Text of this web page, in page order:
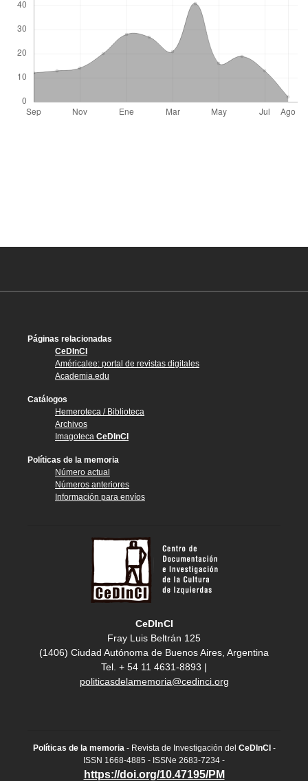
Páginas relacionadas
CeDInCI
Américalee: portal de revistas digitales
Academia.edu
Catálogos
Hemeroteca / Biblioteca
Archivos
Imagoteca CeDInCI
Políticas de la memoria
Número actual
Números anteriores
Información para envíos
CeDInCI
Fray Luis Beltrán 125
(1406) Ciudad Autónoma de Buenos Aires, Argentina
Tel. + 54 11 4631-8893 |
politicasdelamemoria@cedinci.org
Políticas de la memoria- Revista de Investigación del CeDInCI -
ISSN 1668-4885 - ISSNe 2683-7234 -
https://doi.org/10.47195/PM